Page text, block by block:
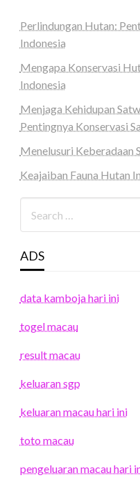
Perlindungan Hutan:
Indonesia
Mengapa Konservasi
Indonesia
Menjaga Kehidupan
Pentingnya Konservasi
Menelusuri Keberadaan
Keajaiban Fauna Hutan
ADS
data kamboja hari ini
togel macau
result macau
keluaran sgp
keluaran macau hari ini
toto macau
pengeluaran macau hari